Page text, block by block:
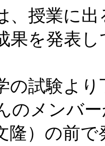
、授業に
果を発表
の試験よ
のメンバ
隆）の前